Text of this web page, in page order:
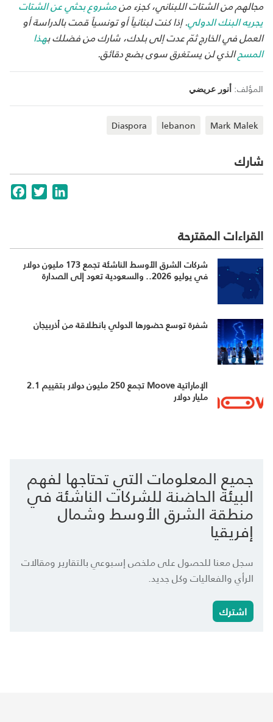
مجالهم من الشتات اللبناني، كجزء منمشروع بحثي عن الشتات
يجريه البنك الدولي. إذا كنت لبنانياً أو تونسياً قمت بالدراسة أو
العمل في الخارج ثمّ عدت إلى بلدك، شارك من فضلك بهذا
المسحالذي لن يستغرق سوى بضع دقائق.
المؤلف: أنور عريضي
Mark Malek
lebanon
Diaspora
شارك
TwitterLinkedIn
القراءات المقترحة
شركات الشرق الأوسط الناشئة تجمع 173 مليون دولار
في يوليو 2026.. والسعودية تعود إلى الصدارة
شفرة توسع حضورها الدولي بانطلاقة من أذربيجان
الإماراتية Moove تجمع 250 مليون دولار بتقييم 2.1
مليار دولار
جميع المعلومات التي تحتاجها لفهم
البيئة الحاضنة للشركات الناشئة في
منطقة الشرق الأوسط وشمال
إفريقيا
سجل معنا للحصول على ملخص إسبوعي بالتقارير ومقالات
الرأي والفعاليات وكل جديد.
اشترك